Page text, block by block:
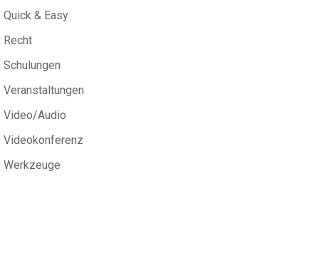
Quick & Easy
Recht
Schulungen
Veranstaltungen
Video/Audio
Videokonferenz
Werkzeuge